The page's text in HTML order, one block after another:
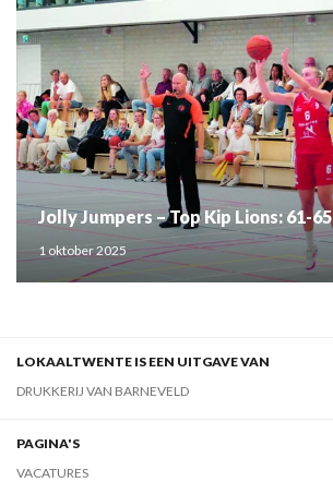
Jolly Jumpers – Top Kip Lions: 61-65
1 oktober 2025
LOKAALTWENTE IS EEN UITGAVE VAN
DRUKKERIJ VAN BARNEVELD
PAGINA'S
VACATURES